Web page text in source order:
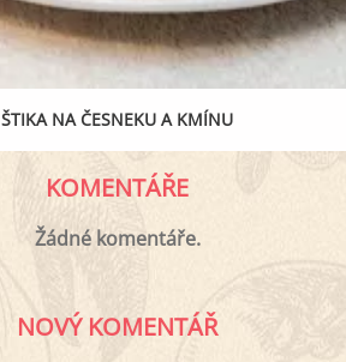
ŠTIKA NA ČESNEKU A KMÍNU
KOMENTÁŘE
Žádné komentáře.
NOVÝ KOMENTÁŘ